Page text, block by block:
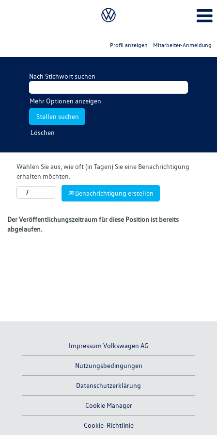
Profil anzeigen Mitarbeiter-Anmeldung
Nach Stichwort suchen
Mehr Optionen anzeigen
Löschen
Wählen Sie aus, wie oft (in Tagen) Sie eine Benachrichtigung
erhalten möchten:
Benachrichtigung erstellen
Der Veröffentlichungszeitraum für diese Position ist bereits
abgelaufen.
Impressum Volkswagen AG
Nutzungsbedingungen
Datenschutzerklärung
Cookie Manager
Cookie-Richtlinie